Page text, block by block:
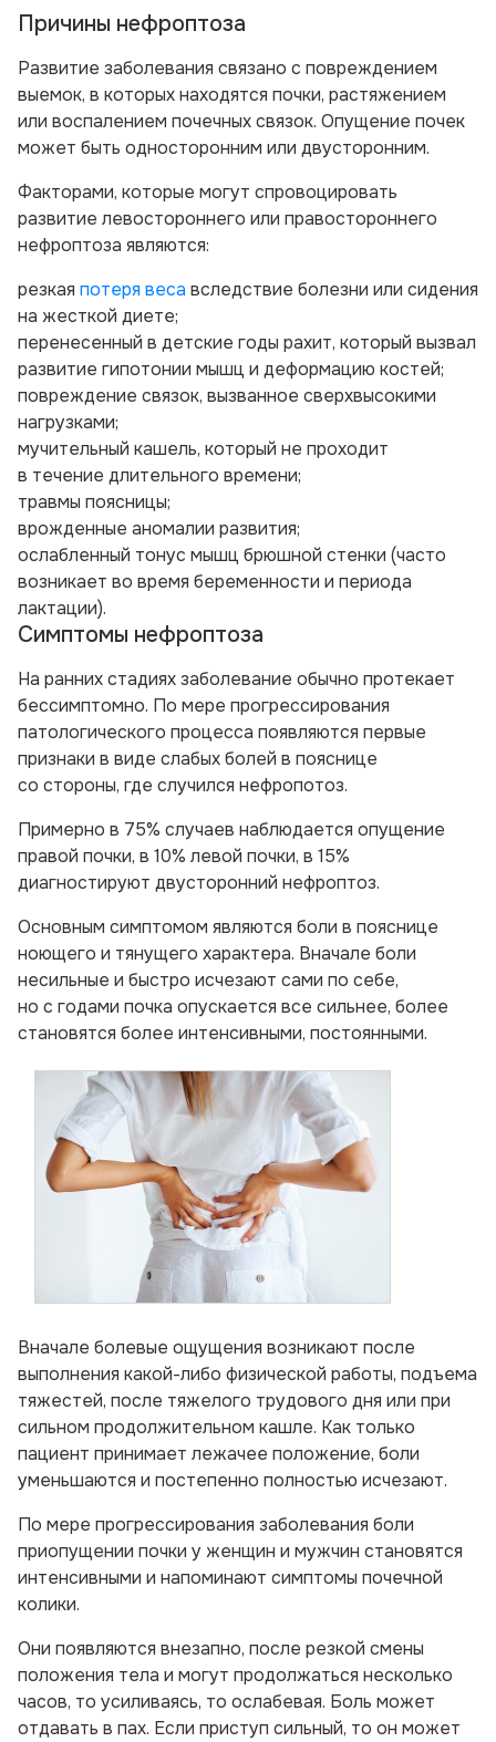
Причины нефроптоза
Развитие заболевания связано с повреждением
выемок, в которых находятся почки, растяжением
или воспалением почечных связок. Опущение почек
может быть односторонним или двусторонним.
Факторами, которые могут спровоцировать
развитие левостороннего или правостороннего
нефроптоза являются:
резкая потеря веса вследствие болезни или сидения
на жесткой диете;
перенесенный в детские годы рахит, который вызвал
развитие гипотонии мышц и деформацию костей;
повреждение связок, вызванное сверхвысокими
нагрузками;
мучительный кашель, который не проходит
в течение длительного времени;
травмы поясницы;
врожденные аномалии развития;
ослабленный тонус мышц брюшной стенки (часто
возникает во время беременности и периода
лактации).
Симптомы нефроптоза
На ранних стадиях заболевание обычно протекает
бессимптомно. По мере прогрессирования
патологического процесса появляются первые
признаки в виде слабых болей в пояснице
со стороны, где случился нефропотоз.
Примерно в 75% случаев наблюдается опущение
правой почки, в 10% левой почки, в 15%
диагностируют двусторонний нефроптоз.
Основным симптомом являются боли в пояснице
ноющего и тянущего характера. Вначале боли
несильные и быстро исчезают сами по себе,
но с годами почка опускается все сильнее, более
становятся более интенсивными, постоянными.
Вначале болевые ощущения возникают после
выполнения какой-либо физической работы, подъема
тяжестей, после тяжелого трудового дня или при
сильном продолжительном кашле. Как только
пациент принимает лежачее положение, боли
уменьшаются и постепенно полностью исчезают.
По мере прогрессирования заболевания боли
приопущении почки у женщин и мужчин становятся
интенсивными и напоминают симптомы почечной
колики.
Они появляются внезапно, после резкой смены
положения тела и могут продолжаться несколько
часов, то усиливаясь, то ослабевая. Боль может
отдавать в пах. Если приступ сильный, то он может